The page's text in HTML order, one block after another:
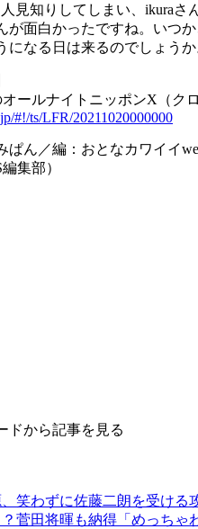
人見知りしてしまい、ikuraさ
が面白かったですね。いつ
になる日は来るのでしょうか
ールナイトニッポンX（クロ
#!/ts/LFR/20211020000000
ぱん／編：おとなカワイイ
集部）
ドから記事を見る
笑わずに佐藤二朗を受ける
菅田将暉も納得「めっちゃ